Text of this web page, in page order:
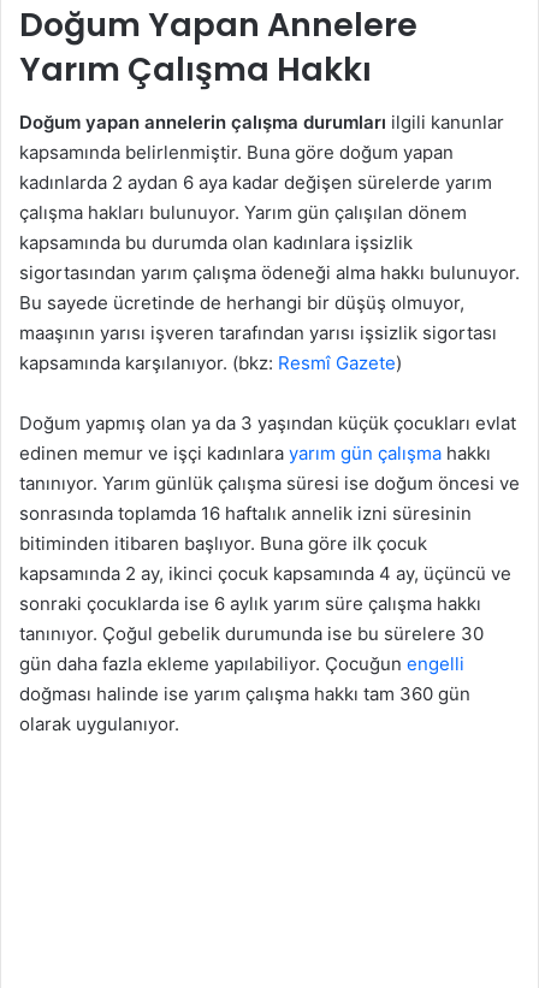
Doğum Yapan Annelere
Yarım Çalışma Hakkı
Doğum yapan annelerin çalışma durumları ilgili kanunlar
kapsamında belirlenmiştir. Buna göre doğum yapan
kadınlarda 2 aydan 6 aya kadar değişen sürelerde yarım
çalışma hakları bulunuyor. Yarım gün çalışılan dönem
kapsamında bu durumda olan kadınlara işsizlik
sigortasından yarım çalışma ödeneği alma hakkı bulunuyor.
Bu sayede ücretinde de herhangi bir düşüş olmuyor,
maaşının yarısı işveren tarafından yarısı işsizlik sigortası
kapsamında karşılanıyor. (bkz: Resmî Gazete)
Doğum yapmış olan ya da 3 yaşından küçük çocukları evlat
edinen memur ve işçi kadınlara yarım gün çalışma hakkı
tanınıyor. Yarım günlük çalışma süresi ise doğum öncesi ve
sonrasında toplamda 16 haftalık annelik izni süresinin
bitiminden itibaren başlıyor. Buna göre ilk çocuk
kapsamında 2 ay, ikinci çocuk kapsamında 4 ay, üçüncü ve
sonraki çocuklarda ise 6 aylık yarım süre çalışma hakkı
tanınıyor. Çoğul gebelik durumunda ise bu sürelere 30
gün daha fazla ekleme yapılabiliyor. Çocuğun engelli
doğması halinde ise yarım çalışma hakkı tam 360 gün
olarak uygulanıyor.